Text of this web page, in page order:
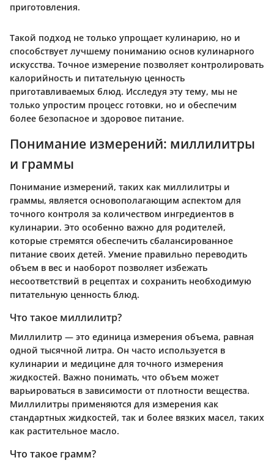
приготовления.
Такой подход не только упрощает кулинарию, но и
способствует лучшему пониманию основ кулинарного
искусства. Точное измерение позволяет контролировать
калорийность и питательную ценность
приготавливаемых блюд. Исследуя эту тему, мы не
только упростим процесс готовки, но и обеспечим
более безопасное и здоровое питание.
Понимание измерений: миллилитры
и граммы
Понимание измерений, таких как миллилитры и
граммы, является основополагающим аспектом для
точного контроля за количеством ингредиентов в
кулинарии. Это особенно важно для родителей,
которые стремятся обеспечить сбалансированное
питание своих детей. Умение правильно переводить
объем в вес и наоборот позволяет избежать
несоответствий в рецептах и сохранить необходимую
питательную ценность блюд.
Что такое миллилитр?
Миллилитр — это единица измерения объема, равная
одной тысячной литра. Он часто используется в
кулинарии и медицине для точного измерения
жидкостей. Важно понимать, что объем может
варьироваться в зависимости от плотности вещества.
Миллилитры применяются для измерения как
стандартных жидкостей, так и более вязких масел, таких
как растительное масло.
Что такое грамм?